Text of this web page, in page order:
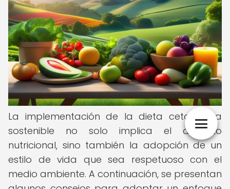
La implementación de la dieta cetogénica
sostenible no solo implica el aspecto
nutricional, sino también la adopción de un
estilo de vida que sea respetuoso con el
medio ambiente. A continuación, se presentan